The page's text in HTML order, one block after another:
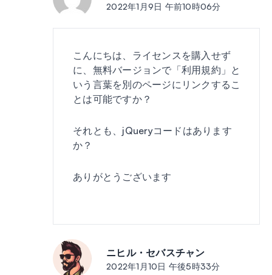
2022年1月9日 午前10時06分
こんにちは、ライセンスを購入せず
に、無料バージョンで「利用規約」と
いう言葉を別のページにリンクするこ
とは可能ですか？
それとも、jQueryコードはあります
か？
ありがとうございます
ニヒル・セバスチャン
2022年1月10日 午後5時33分